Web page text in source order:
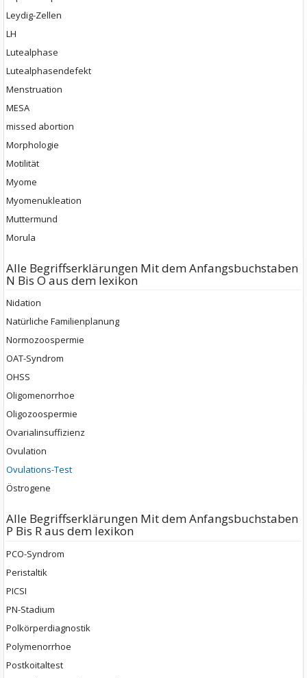
Leydig-Zellen
LH
Lutealphase
Lutealphasendefekt
Menstruation
MESA
missed abortion
Morphologie
Motilität
Myome
Myomenukleation
Muttermund
Morula
Alle Begriffserklärungen Mit dem Anfangsbuchstaben
N Bis O aus dem lexikon
Nidation
Natürliche Familienplanung
Normozoospermie
OAT-Syndrom
OHSS
Oligomenorrhoe
Oligozoospermie
Ovarialinsuffizienz
Ovulation
Ovulations-Test
Östrogene
Alle Begriffserklärungen Mit dem Anfangsbuchstaben
P Bis R aus dem lexikon
PCO-Syndrom
Peristaltik
PICSI
PN-Stadium
Polkörperdiagnostik
Polymenorrhoe
Postkoitaltest